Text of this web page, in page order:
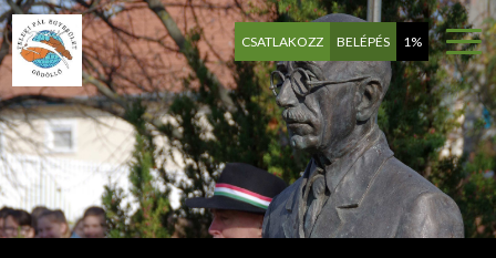
CSATLAKOZZ BELÉPÉS 1%